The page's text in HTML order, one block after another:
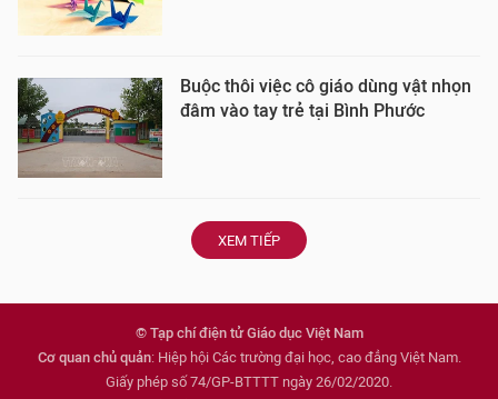
Buộc thôi việc cô giáo dùng vật nhọn
đâm vào tay trẻ tại Bình Phước
XEM TIẾP
© Tạp chí điện tử Giáo dục Việt Nam
Cơ quan chủ quản: Hiệp hội Các trường đại học, cao đẳng Việt Nam.
Giấy phép số 74/GP-BTTTT ngày 26/02/2020.